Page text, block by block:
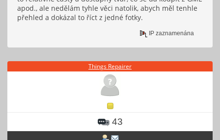
apod., ale nedělám tyhle věci natolik, abych měl tenhle
přehled a dokázal to říct z jedné fotky.
IP zaznamenána
Things Repairer
43